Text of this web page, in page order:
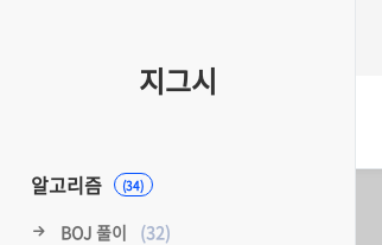
지그시
알고리즘 (34)
BOJ 풀이
(32)